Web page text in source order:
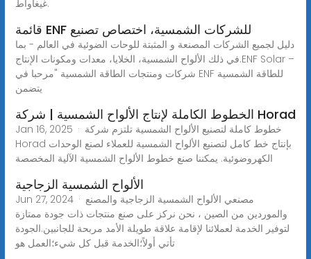
غيغاواط.
قائمة ENF للشركات الشمسية، اختصاص تصنيع
دليل لجميع الشركات المصنعة و المثبتة للوحات الضوئية في العالم - بما
في ذلك الألواح الشمسية، الخلايا، معدات ومكونات الإنتاج.ENF Solar –
شركات ومنتجات الطاقة الشمسية "مرحبا في ENF للطاقة الشمسية
يتضمن
الخطوط الكاملة لإنتاج الألواح الشمسية | شركة Horad
Jan 16, 2025 · خطوط كاملة لتصنيع الألواح الشمسية تلتزم شركة
Horad بإنتاج خط كامل لتصنيع الألواح الشمسية للعملاء لصنع الوحدات
الكهروضوئية. يمكننا صنع خطوط الألواح الشمسية الآلية المخصصة
الألواح الشمسية الزجاجية
Jun 27, 2024 · مصنعي الألواح الشمسية الزجاجية والمصنع
والموردين من الصين ، نحن نركز على صنع منتجات ذات جودة ممتازة
لتوفير الخدمة لعملائنا لإقامة علاقة طويلة الأمد مربحة للجانبين.الجودة
تأتي أولاً؛الخدمة قبل كل شيء؛العمل هو